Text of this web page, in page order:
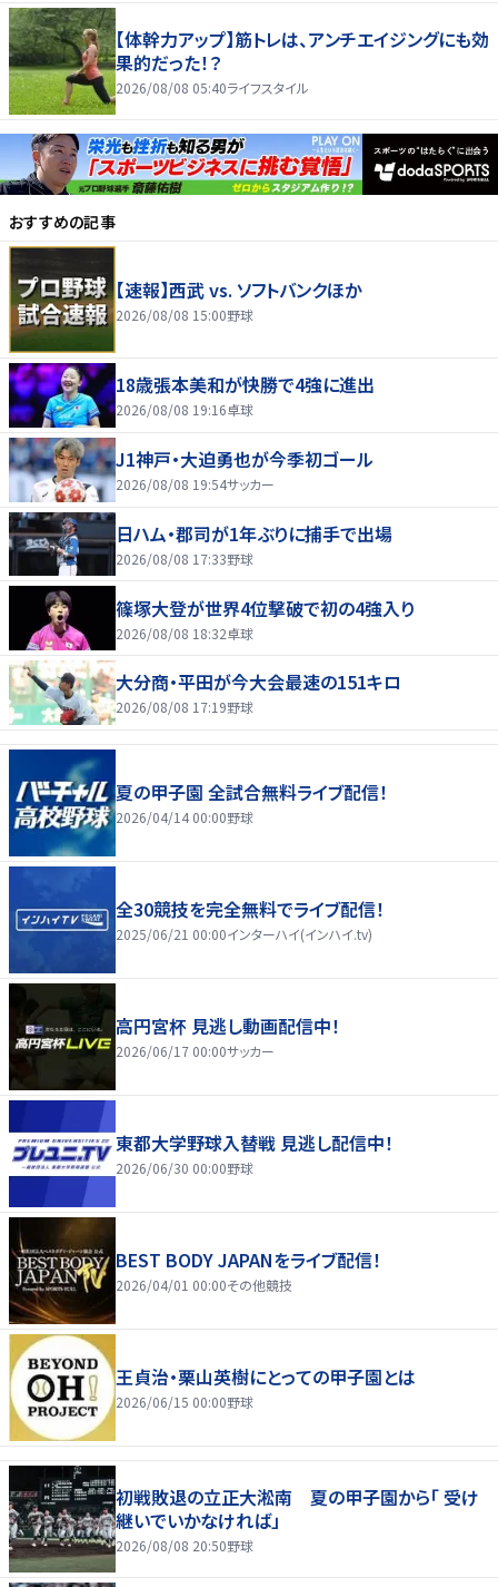
【体幹力アップ】筋トレは、アンチエイジングにも効
果的だった！？
2026/08/08 05:40ライフスタイル
おすすめの記事
【速報】西武 vs. ソフトバンクほか
2026/08/08 15:00野球
18歳張本美和が快勝で4強に進出
2026/08/08 19:16卓球
J1神戸・大迫勇也が今季初ゴール
2026/08/08 19:54サッカー
日ハム・郡司が1年ぶりに捕手で出場
2026/08/08 17:33野球
篠塚大登が世界4位撃破で初の4強入り
2026/08/08 18:32卓球
大分商・平田が今大会最速の151キロ
2026/08/08 17:19野球
夏の甲子園 全試合無料ライブ配信！
2026/04/14 00:00野球
全30競技を完全無料でライブ配信！
2025/06/21 00:00インターハイ(インハイ.tv)
高円宮杯 見逃し動画配信中！
2026/06/17 00:00サッカー
東都大学野球入替戦 見逃し配信中！
2026/06/30 00:00野球
BEST BODY JAPANをライブ配信！
2026/04/01 00:00その他競技
王貞治・栗山英樹にとっての甲子園とは
2026/06/15 00:00野球
初戦敗退の立正大淞南 夏の甲子園から「 受け
継いでいかなければ」
2026/08/08 20:50野球